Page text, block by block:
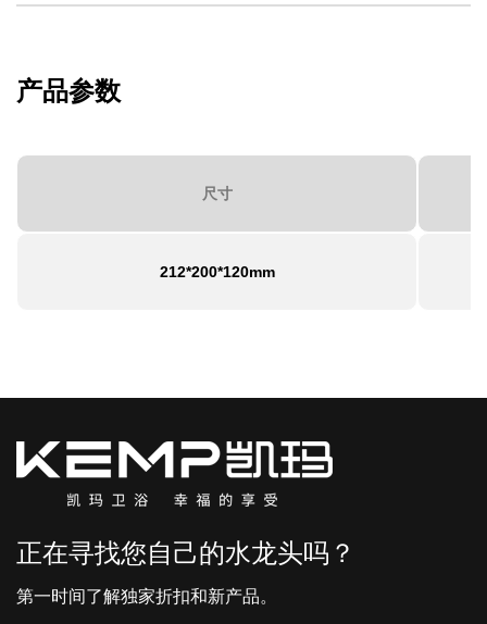
产品参数
尺寸
212*200*120mm
正在寻找您自己的水龙头吗？
第一时间了解独家折扣和新产品。